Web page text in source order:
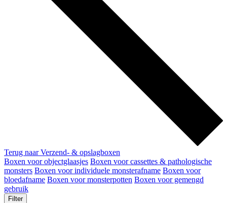
Terug naar Verzend- & opslagboxen
Boxen voor objectglaasjes Boxen voor cassettes & pathologische
monsters Boxen voor individuele monsterafname Boxen voor
bloedafname Boxen voor monsterpotten Boxen voor gemengd
gebruik
Filter